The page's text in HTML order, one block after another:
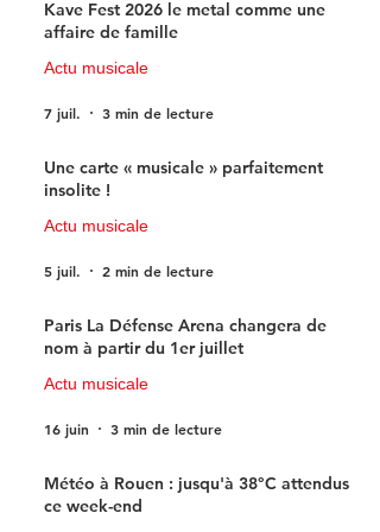
Kave Fest 2026 le metal comme une
affaire de famille
Actu musicale
7 juil. 3 min de lecture
Une carte « musicale » parfaitement
insolite !
Actu musicale
5 juil. 2 min de lecture
Paris La Défense Arena changera de
nom à partir du 1er juillet
Actu musicale
16 juin 3 min de lecture
Météo à Rouen : jusqu'à 38°C attendus
ce week-end